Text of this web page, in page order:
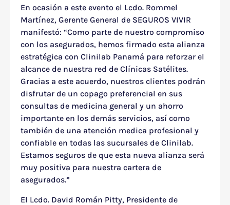
En ocasión a este evento el Lcdo. Rommel
Martínez, Gerente General de SEGUROS VIVIR
manifestó: “Como parte de nuestro compromiso
con los asegurados, hemos firmado esta alianza
estratégica con Clinilab Panamá para reforzar el
alcance de nuestra red de Clínicas Satélites.
Gracias a este acuerdo, nuestros clientes podrán
disfrutar de un copago preferencial en sus
consultas de medicina general y un ahorro
importante en los demás servicios, así como
también de una atención medica profesional y
confiable en todas las sucursales de Clinilab.
Estamos seguros de que esta nueva alianza será
muy positiva para nuestra cartera de
asegurados.”
El Lcdo. David Román Pitty, Presidente de